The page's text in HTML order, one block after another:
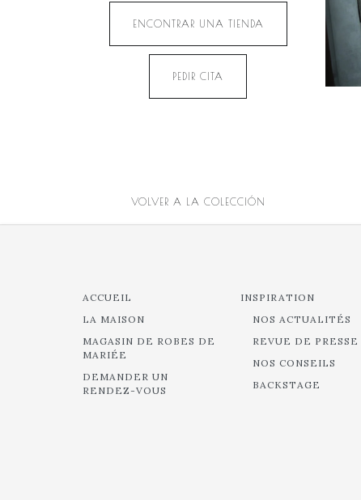
ENCONTRAR UNA TIENDA
PEDIR CITA
VOLVER A LA COLECCIÓN
ACCUEIL
LA MAISON
MAGASIN DE ROBES DE
MARIÉE
DEMANDER UN
RENDEZ-VOUS
INSPIRATION
NOS ACTUALITÉS
REVUE DE PRESSE
NOS CONSEILS
BACKSTAGE